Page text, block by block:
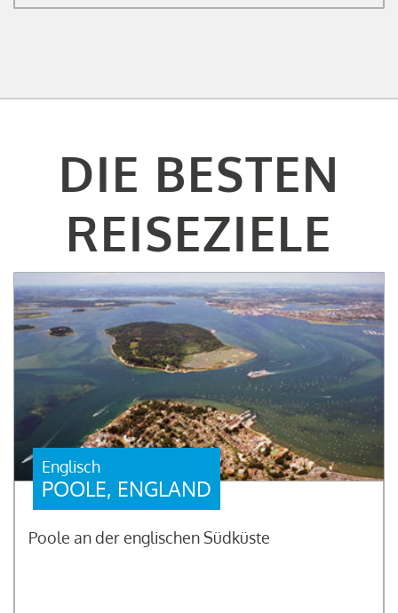
DIE BESTEN
REISEZIELE
Englisch
POOLE, ENGLAND
Poole an der englischen Südküste